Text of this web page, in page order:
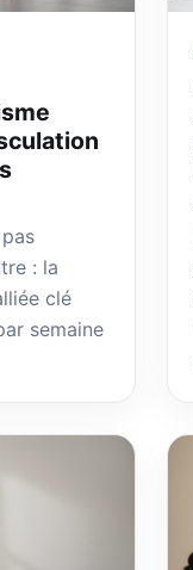
: la
clé
semaine